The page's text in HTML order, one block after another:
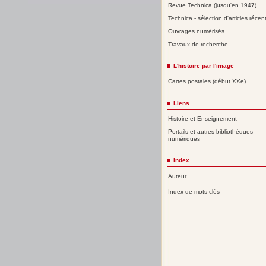
Revue Technica (jusqu'en 1947)
Technica - sélection d'articles
Ouvrages numérisés
Travaux de recherche
L'histoire par l'image
Cartes postales (début XXe)
Liens
Histoire et Enseignement
Portails et autres bibliothèques
numériques
Index
Auteur
Index de mots-clés